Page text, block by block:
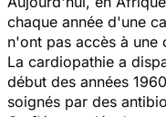
chaque année d'une
n'ont pas accès à une
La cardiopathie a
début des années
soignés par des